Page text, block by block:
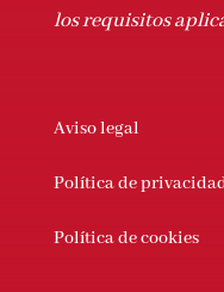
los requisitos
Aviso legal
Política de
Política de cookies